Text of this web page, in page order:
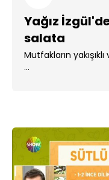
Yağız
salata
Mutfakların
...